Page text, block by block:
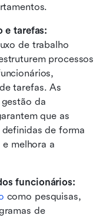
de trabalho
processos
tarefas. As
da
que as
de forma
melhora a
como pesquisas,
de